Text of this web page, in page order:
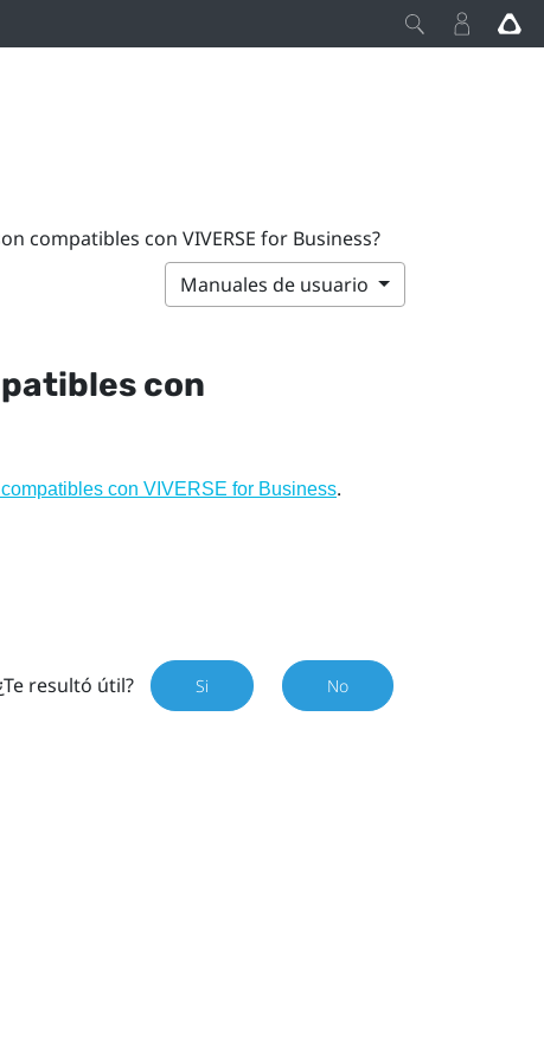
compatibles con VIVERSE for Business?
Manuales de usuario
con
con VIVERSE for Business.
resultó útil? Si No